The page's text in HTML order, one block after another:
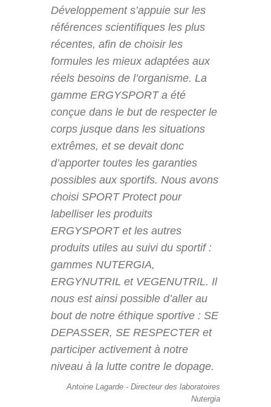
Développement s’appuie sur les
références scientifiques les plus
récentes, afin de choisir les
formules les mieux adaptées aux
réels besoins de l’organisme. La
gamme ERGYSPORT a été
conçue dans le but de respecter le
corps jusque dans les situations
extrêmes, et se devait donc
d’apporter toutes les garanties
possibles aux sportifs. Nous avons
choisi SPORT Protect pour
labelliser les produits
ERGYSPORT et les autres
produits utiles au suivi du sportif :
gammes NUTERGIA,
ERGYNUTRIL et VEGENUTRIL. Il
nous est ainsi possible d’aller au
bout de notre éthique sportive : SE
DEPASSER, SE RESPECTER et
participer activement à notre
niveau à la lutte contre le dopage.
Antoine Lagarde - Directeur des laboratoires
Nutergia